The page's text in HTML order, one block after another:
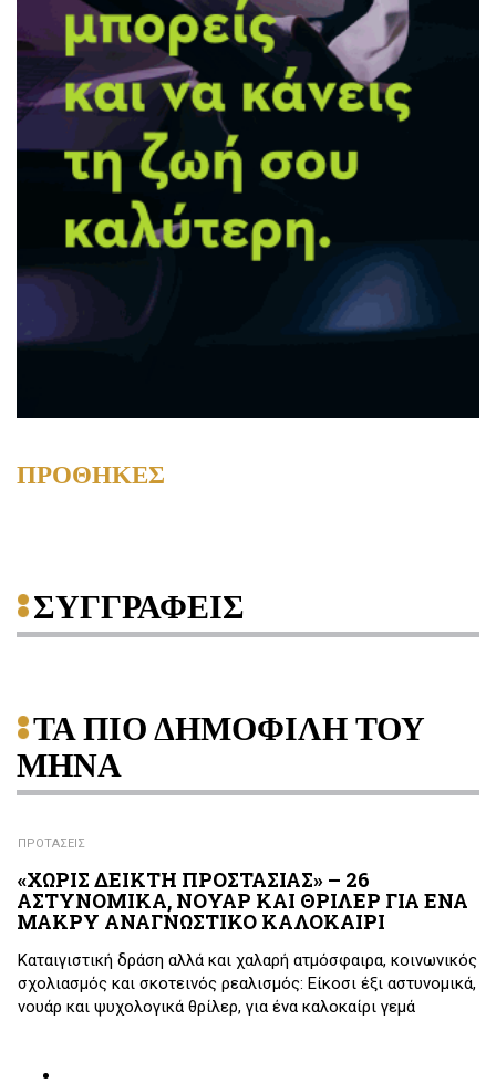
ΠΡΟΘΗΚΕΣ
ΣΥΓΓΡΑΦΕΙΣ
ΤΑ ΠΙΟ ΔΗΜΟΦΙΛΗ ΤΟΥ
ΜΗΝΑ
ΠΡΟΤΑΣΕΙΣ
«ΧΩΡΙΣ ΔΕΙΚΤΗ ΠΡΟΣΤΑΣΙΑΣ» – 26
ΑΣΤΥΝΟΜΙΚΑ, ΝΟΥΑΡ ΚΑΙ ΘΡΙΛΕΡ ΓΙΑ ΕΝΑ
ΜΑΚΡΥ ΑΝΑΓΝΩΣΤΙΚΟ ΚΑΛΟΚΑΙΡΙ
Καταιγιστική δράση αλλά και χαλαρή ατμόσφαιρα, κοινωνικός
σχολιασμός και σκοτεινός ρεαλισμός: Είκοσι έξι αστυνομικά,
νουάρ και ψυχολογικά θρίλερ, για ένα καλοκαίρι γεμά